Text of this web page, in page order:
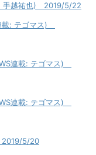
, 手越祐也) 2019/5/22
載: テゴマス)
連載: テゴマス)
連載: テゴマス)
2019/5/20